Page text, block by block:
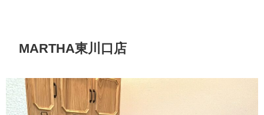
MARTHA東川口店